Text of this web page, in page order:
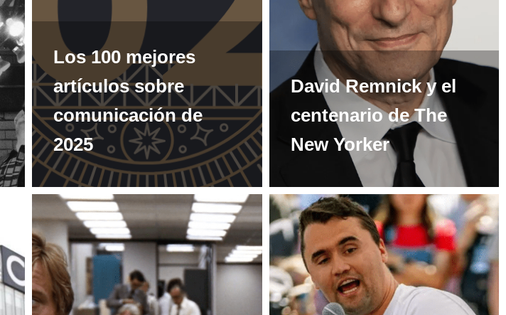
Los 100 mejores
artículos sobre
comunicación de
2025
David Remnick y el
centenario de The
New Yorker